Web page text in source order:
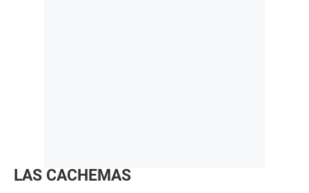
LAS CACHEMAS